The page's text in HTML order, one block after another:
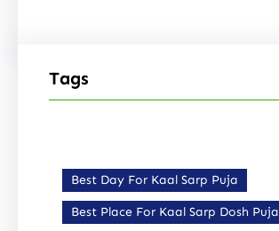
Tags
Best Day For Kaal Sarp Puja
Best Place For Kaal Sarp Dosh Puja